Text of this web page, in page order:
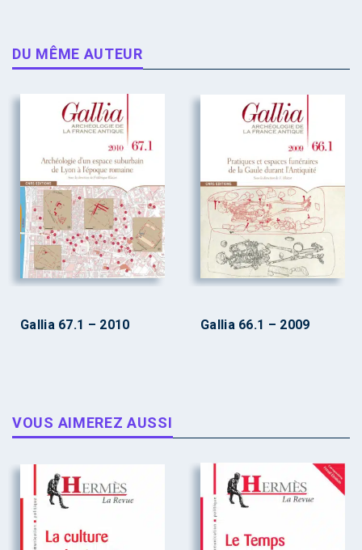
DU MÊME AUTEUR
Gallia 67.1 – 2010 Gallia 66.1 – 2009
VOUS AIMEREZ AUSSI